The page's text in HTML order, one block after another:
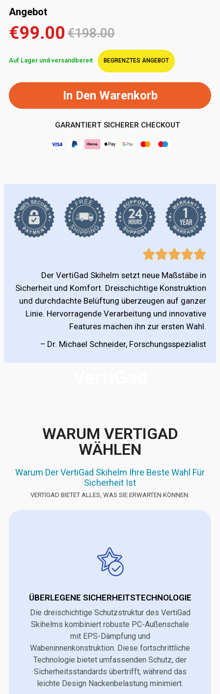
Angebot
€99.00 €198.00
Auf Lager und versandbereit BEGRENZTES ANGEBOT
In Den Warenkorb
GARANTIERT SICHERER CHECKOUT
Der VertiGad Skihelm setzt neue Maßstäbe in
Sicherheit und Komfort. Dreischichtige Konstruktion
und durchdachte Belüftung überzeugen auf ganzer
Linie. Hervorragende Verarbeitung und innovative
Features machen ihn zur ersten Wahl.
– Dr. Michael Schneider, Forschungsspezialist
WARUM VERTIGAD
WÄHLEN
Warum Der VertiGad Skihelm Ihre Beste Wahl Für
Sicherheit Ist
VERTIGAD BIETET ALLES, WAS SIE ERWARTEN KÖNNEN:
ÜBERLEGENE SICHERHEITSTECHNOLOGIE
Die dreischichtige Schutzstruktur des VertiGad
Skihelms kombiniert robuste PC-Außenschale
mit EPS-Dämpfung und
Wabeninnenkonstruktion. Diese fortschrittliche
Technologie bietet umfassenden Schutz, der
Sicherheitsstandards übertrifft, während das
leichte Design Nackenbelastung minimiert.